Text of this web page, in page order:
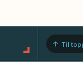
Til